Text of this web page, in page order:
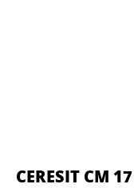
CERESIT CM 17